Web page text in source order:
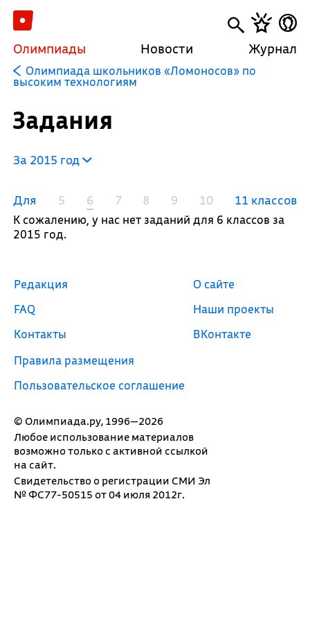
Олимпиады Новости Журнал
Олимпиада школьников «Ломоносов» по
высоким технологиям
Задания
За 2015 год
Для 5 6 7 8 9 10 11 классов
К сожалению, у нас нет заданий для 6 классов за
2015 год.
© Олимпиада.ру, 1996—2026
Любое использование материалов
возможно только с активной ссылкой
на сайт.
Свидетельство о регистрации СМИ Эл
№ ФС77-50515 от 04 июля 2012г.
Редакция
FAQ
Контакты
Правила размещения
Пользовательское соглашение
О сайте
Наши проекты
ВКонтакте